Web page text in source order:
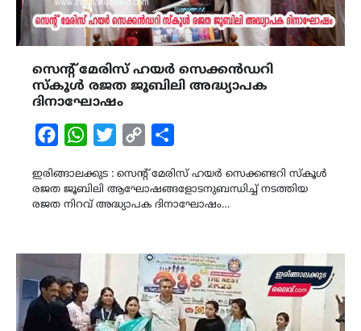
സെന്റ് മേരിസ് ഹയർ സെക്കൻഡറി
സ്കൂൾ രജത ജൂബിലി അദ്ധ്യാപക
ദിനാഘോഷം
FacebookWhatsAppTwitterCopy
ഇരിങ്ങാലക്കുട : സെന്റ് മേരിസ് ഹയർ സെക്കണ്ടറി സ്കൂൾ
രജത ജൂബിലി ആഘോഷങ്ങളോടനുബന്ധിച്ച് നടത്തിയ
രജത നിറവ് അദ്ധ്യാപക ദിനാഘോഷം…